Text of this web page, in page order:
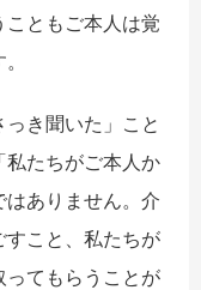
ともご本人は覚
き聞いた」こと
私たちがご本人か
ありません。介
こと、私たちが
ってもらうことが